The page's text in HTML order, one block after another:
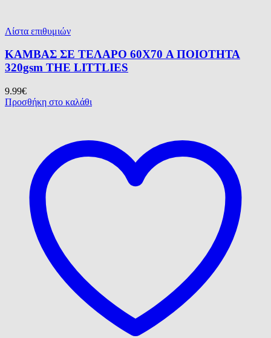
Λίστα επιθυμιών
ΚΑΜΒΑΣ ΣΕ ΤΕΛΑΡΟ 60X70 Α ΠΟΙΟΤΗΤΑ
320gsm ΤΗΕ LITTLIES
9.99€
Προσθήκη στο καλάθι